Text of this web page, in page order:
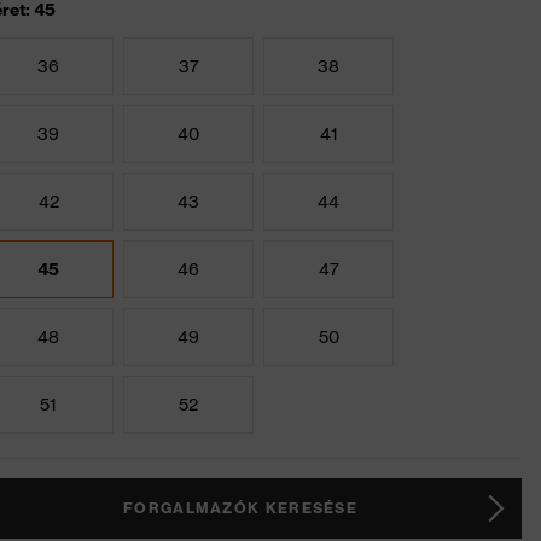
45
36 37 38
39 40 41
42 43 44
45 46 47
48 49 50
51 52
FORGALMAZÓK KERESÉSE